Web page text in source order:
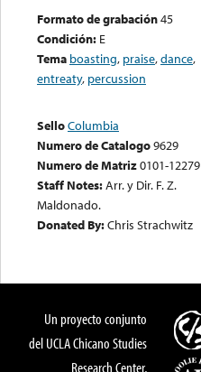
Formato de grabación45
Condición: E
Tema boasting, praise,dance,
entreaty, percussion
SelloColumbia
Numero de Catalogo9629
Numero de Matriz0101-12279
Staff Notes:Arr. y Dir. F. Z.
Maldonado.
Donated By:Chris Strachwitz
Un proyecto conjunto
del UCLA Chicano Studies
Research Center,